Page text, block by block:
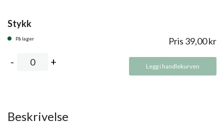
Stykk
På lager Pris 39,00kr
Legg i handlekurven
Beskrivelse